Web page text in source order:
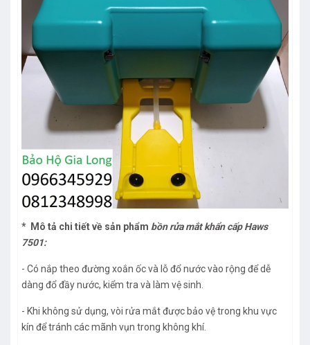
* Mô tả chi tiết về sản phẩm bồn rửa mắt khẩn cấp Haws
7501:
- Có nắp theo đường xoắn ốc và lỗ đổ nước vào rộng để dễ
dàng đổ đầy nước, kiểm tra và làm vệ sinh.
- Khi không sử dụng, vòi rửa mắt được bảo vệ trong khu vực
kín để tránh các mãnh vụn trong không khí.